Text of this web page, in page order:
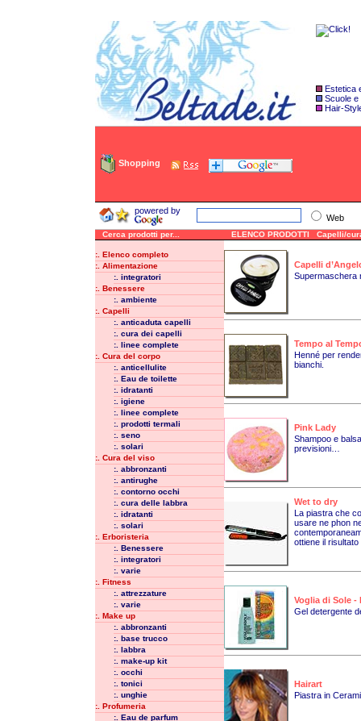
Estetica
Scuole e
Hair-
Shopping
powered by
Web
Cerca prodotti per...
:. Elenco completo
:. Alimentazione
:. integratori
:. Benessere
:. ambiente
:. Capelli
:. anticaduta capelli
:. cura dei capelli
:. linee complete
:. Cura del corpo
:. anticellulite
:. Eau de toilette
:. idratanti
:. igiene
:. linee complete
:. prodotti termali
:. seno
:. solari
:. Cura del viso
:. abbronzanti
:. antirughe
:. contorno occhi
:. cura delle labbra
:. idratanti
:. solari
:. Erboristeria
:. Benessere
:. integratori
:. varie
:. Fitness
:. attrezzature
:. varie
:. Make up
:. abbronzanti
:. base trucco
:. labbra
:. make-up kit
:. occhi
:. tonici
:. unghie
:. Profumeria
:. Eau de parfum
ELENCO PRODOTTI Capelli/
Capelli
Supermaschera
Tempo al
Henné per
bianchi.
Pink Lady
Shampoo e
previsioni…
Wet to dry
La piastra che
usare ne phon
ottiene il
Voglia di Sole -
Gel detergente
Hairart
Piastra in